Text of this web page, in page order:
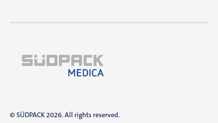
© SÜDPACK 2026. All rights reserved.